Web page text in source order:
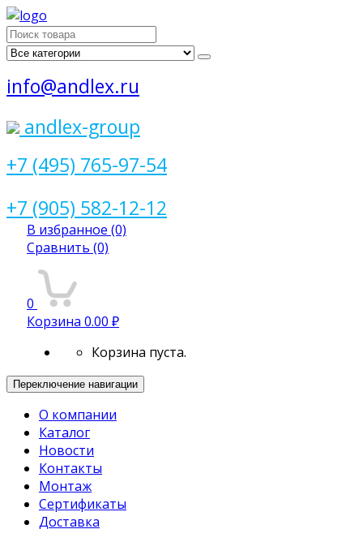
Поиск
для:
info@andlex.ru
andlex-group
+7 (495) 765-97-54
+7 (905) 582-12-12
В избранное (0)
Сравнить (0)
0
Корзина 0.00 ₽
Корзина пуста.
Переключение навигации
О компании
Каталог
Новости
Контакты
Монтаж
Сертификаты
Доставка